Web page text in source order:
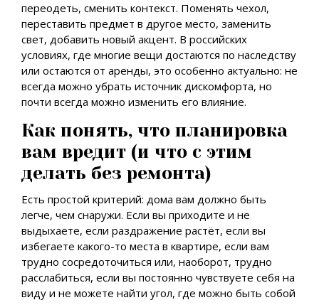
переодеть, сменить контекст. Поменять чехол,
переставить предмет в другое место, заменить
свет, добавить новый акцент. В российских
условиях, где многие вещи достаются по наследству
или остаются от аренды, это особенно актуально: не
всегда можно убрать источник дискомфорта, но
почти всегда можно изменить его влияние.
Как понять, что планировка
вам вредит (и что с этим
делать без ремонта)
Есть простой критерий: дома вам должно быть
легче, чем снаружи. Если вы приходите и не
выдыхаете, если раздражение растёт, если вы
избегаете какого-то места в квартире, если вам
трудно сосредоточиться или, наоборот, трудно
расслабиться, если вы постоянно чувствуете себя на
виду и не можете найти угол, где можно быть собой